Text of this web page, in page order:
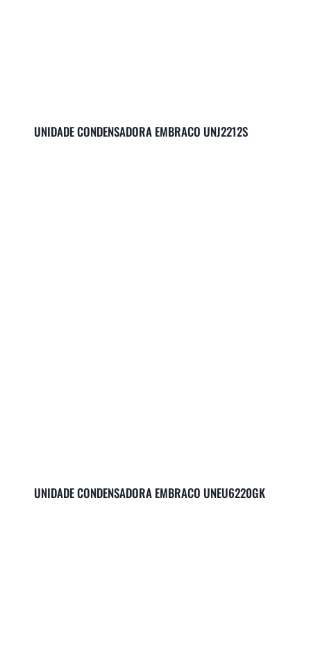
UNIDADE CONDENSADORA EMBRACO UNJ2212S
UNIDADE CONDENSADORA EMBRACO UNEU6220GK